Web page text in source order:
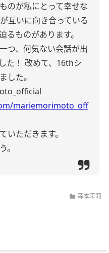
のが私にとって幸せな
互いに向き合っている
るものがあります。
つ、何気ない会話が出
た！ 改めて、16thシ
した。
mariemorimoto_off
いただきます。
。
森本茉莉